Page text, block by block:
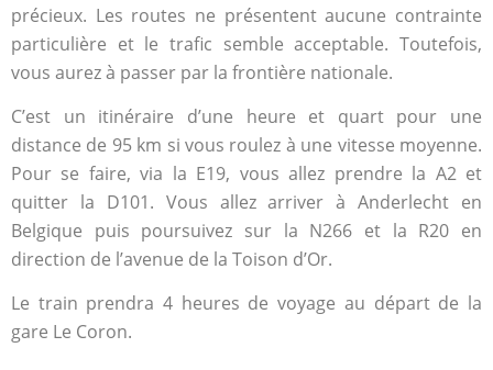
précieux. Les routes ne présentent aucune contrainte
particulière et le trafic semble acceptable. Toutefois,
vous aurez à passer par la frontière nationale.
C’est un itinéraire d’une heure et quart pour une
distance de 95 km si vous roulez à une vitesse moyenne.
Pour se faire, via la E19, vous allez prendre la A2 et
quitter la D101. Vous allez arriver à Anderlecht en
Belgique puis poursuivez sur la N266 et la R20 en
direction de l’avenue de la Toison d’Or.
Le train prendra 4 heures de voyage au départ de la
gare Le Coron.